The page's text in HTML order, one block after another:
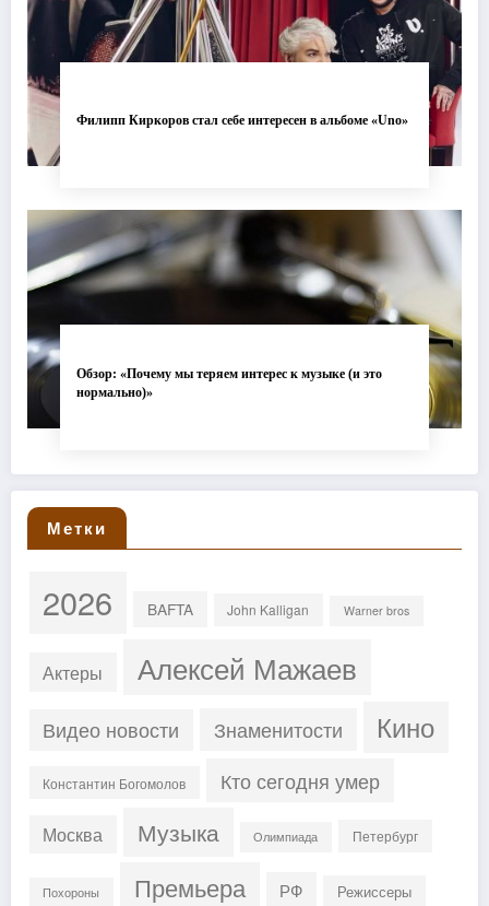
Филипп Киркоров стал себе интересен в альбоме «Uno»
Обзор: «Почему мы теряем интерес к музыке (и это
нормально)»
Метки
2026 BAFTA John Kalligan Warner bros
Актеры Алексей Мажаев
Видео новости Знаменитости Кино
Константин Богомолов Кто сегодня умер
Москва Музыка Олимпиада Петербург
Похороны Премьера РФ Режиссеры